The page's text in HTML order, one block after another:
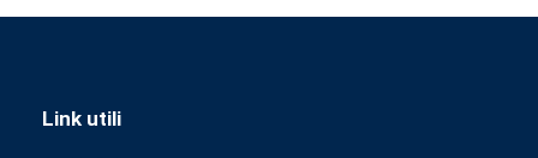
Link utili